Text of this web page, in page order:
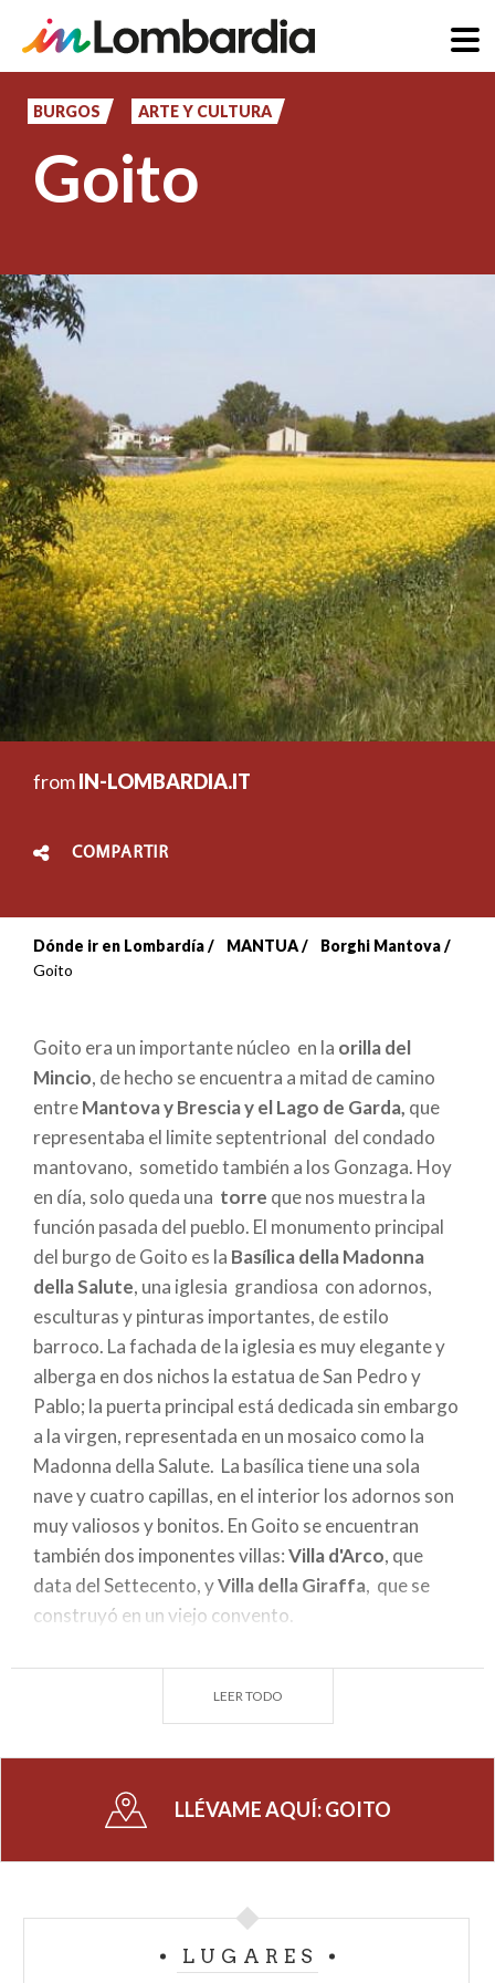
principal
BURGOS ARTE Y CULTURA
Goito
fromIN-LOMBARDIA.IT
COMPARTIR
Sobrescribir
de
ayuda
a
la
navegación
Dónde ir en Lombardía MANTUA
Borghi Mantova
Goito
Goito era un importante núcleo en la orilla del
Mincio, de hecho se encuentra a mitad de camino
entreMantova y Brescia y el Lago de Garda, que
representaba el limite septentrional del condado
mantovano, sometido también a los Gonzaga. Hoy
en día, solo queda una torre que nos muestra la
función pasada del pueblo. El monumento principal
del burgo de Goito es la Basílica della Madonna
della Salute, una iglesia grandiosa con adornos,
esculturas y pinturas importantes, de estilo
barroco. La fachada de la iglesia es muy elegante y
alberga en dos nichos la estatua de San Pedro y
Pablo; la puerta principal está dedicada sin embargo
a la virgen, representada en un mosaico como la
Madonna della Salute. La basílica tiene una sola
nave y cuatro capillas, en el interior los adornos son
muy valiosos y bonitos. En Goito se encuentran
también dos imponentes villas:Villa d'Arco, que
data del Settecento, yVilla della Giraffa, que se
construyó en un viejo convento.
LEER TODO
LLÉVAME AQUÍ:GOITO
LUGARES